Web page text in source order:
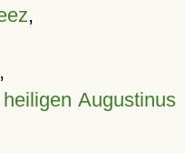
,
Augustinus